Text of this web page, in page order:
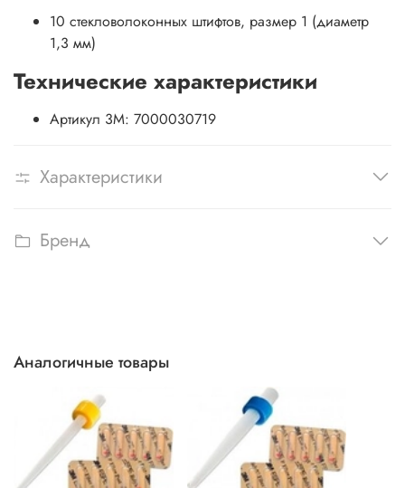
10 cтекловолоконных штифтов, размер 1 (диаметр
1,3 мм)
Технические характеристики
Артикул 3M: 7000030719
Характеристики
Бренд
Аналогичные товары